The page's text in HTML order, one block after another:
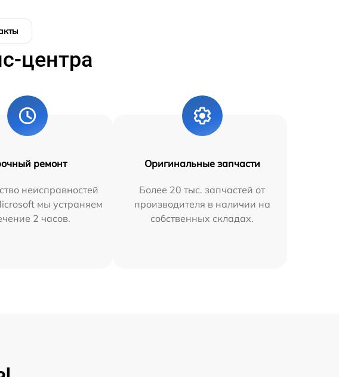
центра
ремонт
неисправностей
мы устраняем
2 часов.
Оригинальные запчасти
Более 20 тыс. запчастей от
производителя в наличии на
собственных складах.